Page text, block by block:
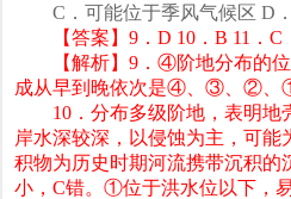
C．可能位于季风气候区 D．
【答案】9．D 10．B 11．C
【解析】9．④阶地分布的位
成从早到晚依次是④、③、②、①
10．分布多级阶地，表明地
岸水深较深，以侵蚀为主，可
积物为历史时期河流携带沉积的
小，C错。①位于洪水位以下，